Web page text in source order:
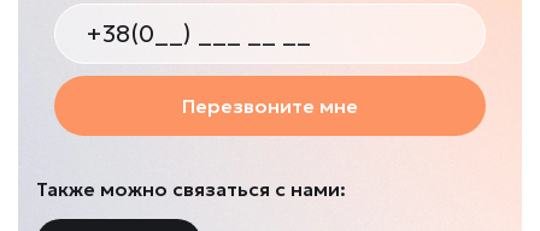
Перезвоните мне
Также можно связаться с нами: